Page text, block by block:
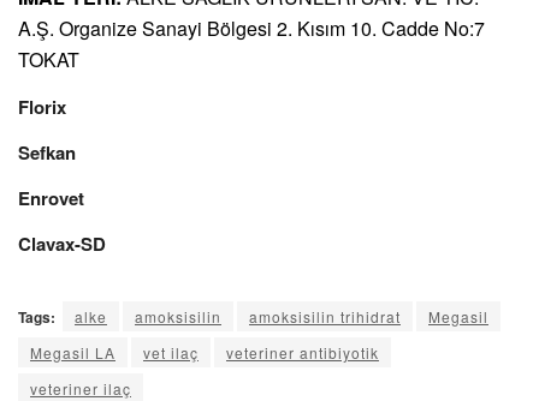
A.Ş. Organize Sanayi Bölgesi 2. Kısım 10. Cadde No:7
TOKAT
Florix
Sefkan
Enrovet
Clavax-SD
Tags: alke amoksisilin amoksisilin trihidrat
Megasil
Megasil LA
vet ilaç
veteriner antibiyotik
veteriner ilaç